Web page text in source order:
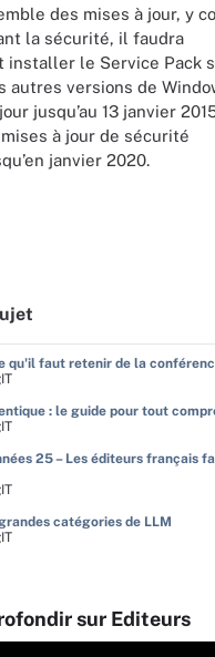
des mises à jour, y
la sécurité, il faudra
installer le Service Pack
autres versions de
jusqu’au 13 janvier
à jour de sécurité
janvier 2020.
qu'il faut retenir de la
: le guide pour tout
25 – Les éditeurs français
catégories de LLM
sur Editeurs